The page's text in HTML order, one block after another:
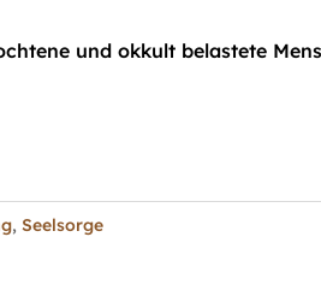
und okkult belastete
,Seelsorge